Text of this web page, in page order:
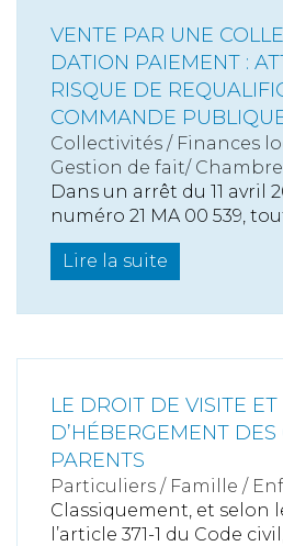
VENTE PAR UNE
DATION PAIEMENT :
RISQUE DE
COMMANDE
Collectivités / Finances
Gestion de fait/
Dans un arrêt du 11 avril
numéro 21 MA 00 539,
Lire la suite
LE DROIT DE VISITE ET
D’HÉBERGEMENT
PARENTS
Particuliers / Famille /
Classiquement, et selon
l’article 371-1 du Code civil,